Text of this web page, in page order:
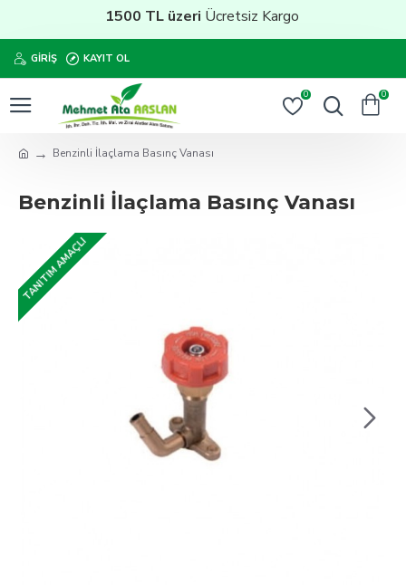
1500 TL üzeriÜcretsiz Kargo
GIRIŞ KAYIT OL
0 0
Benzinli İlaçlama Basınç Vanası
Benzinli İlaçlama Basınç Vanası
TANITIM AMAÇLI